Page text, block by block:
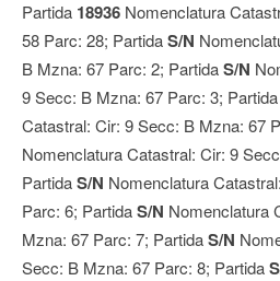
Partida 18936 Nomenclatura
58 Parc: 28; PartidaS/N
B Mzna: 67 Parc: 2; PartidaS/N
9 Secc: B Mzna: 67 Parc: 3; Partida
Catastral: Cir: 9 Secc: B Mzna: 67
Nomenclatura Catastral: Cir: 9
PartidaS/N Nomenclatura
Parc: 6; PartidaS/N Nomenclatura
Mzna: 67 Parc: 7; PartidaS/N
Secc: B Mzna: 67 Parc: 8; Partida